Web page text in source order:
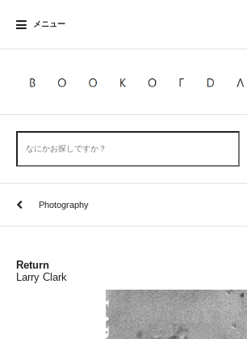
メニュー
Photography
Return
Larry Clark